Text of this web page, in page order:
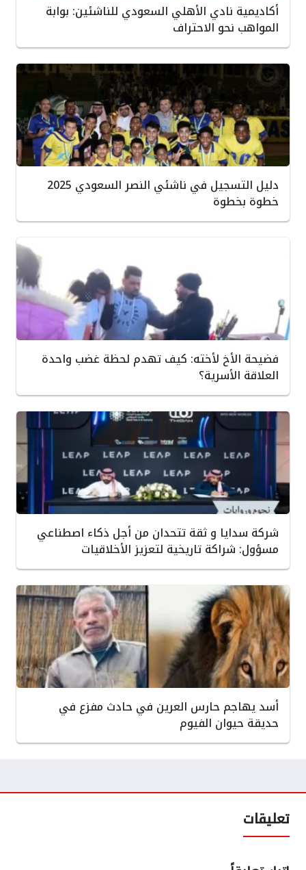
أكاديمية نادي الأهلي السعودي للناشئين: بوابة
المواهب نحو الاحتراف
دليل التسجيل في ناشئي النصر السعودي 2025
خطوة بخطوة
فضيحة الأخ لأخته: كيف تهدم لحظة غضب واحدة
العلاقة الأسرية؟
شركة سدايا و ثقة تتحدان من أجل ذكاء اصطناعي
مسؤول: شراكة تاريخية لتعزيز الأخلاقيات
أسد يهاجم حارس العرين في حادث مفزع في
حديقة حيوان الفيوم
تعليقات